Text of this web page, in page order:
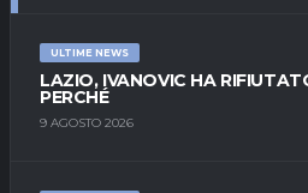
ULTIME NEWS
LAZIO, IVANOVIC HA
PERCHÉ
9 AGOSTO 2026